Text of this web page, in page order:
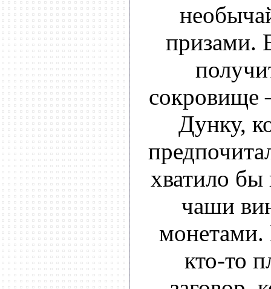
призами.
сокровище
Дунку,
хватило бы
чаши
монетами.
кто-то